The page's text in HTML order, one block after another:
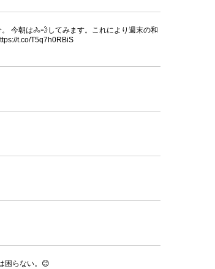
今朝は🚴💨してみます。これにより週末の和
t.co/T5q7h0RBiS
困らない。😊